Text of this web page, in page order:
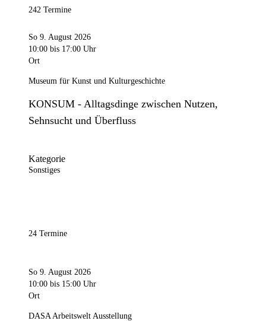
242 Termine
So 9. August 2026
10:00 bis 17:00 Uhr
Ort
Museum für Kunst und Kulturgeschichte
KONSUM - Alltagsdinge zwischen Nutzen,
Sehnsucht und Überfluss
Kategorie
Sonstiges
24 Termine
So 9. August 2026
10:00 bis 15:00 Uhr
Ort
DASA Arbeitswelt Ausstellung